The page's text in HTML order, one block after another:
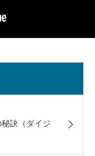
訣（ダイジ